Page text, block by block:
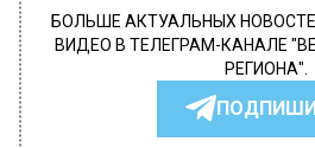
БОЛЬШЕ АКТУАЛЬНЫХ
ВИДЕО В ТЕЛЕГРАМ-КАНАЛЕ
РЕГИОНА".